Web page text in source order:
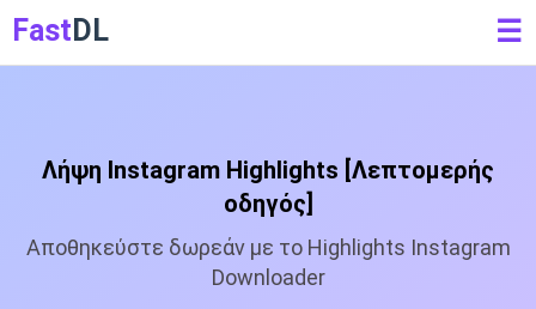
Fast DL ☰
Λήψη Instagram Highlights [Λεπτομερής
οδηγός]
Αποθηκεύστε δωρεάν με το Highlights Instagram
Downloader